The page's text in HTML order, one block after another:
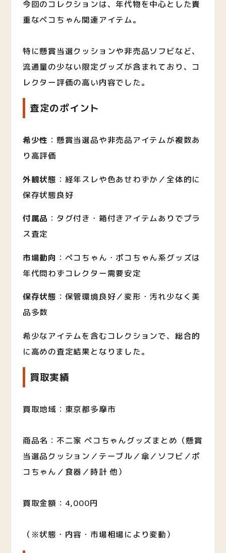
今回のコレクションは、年代物を中心とした貴
重なペコちゃん関連アイテム。
特に懸賞当選クッションや非売品ソフビなど、
流通量の少ない限定グッズが含まれており、コ
レクター評価の高い内容でした。
査定のポイント
希少性 ：懸賞当選品や非売品アイテムが複数あ
り高評価
外観状態 ：経年スレや色あせわずか／全体的に
保存状態良好
付属品 ：タグ付き・箱付きアイテムありでプラ
ス査定
市場動向 ：ペコちゃん・ポコちゃん系グッズは
年代問わずコレクター需要安定
保存状態 ：保管環境良好／変形・汚れ少なく美
品多数
希少なアイテムを含むコレクションで、総合的
に高めの査定結果となりました。
買取実績
買取地域：東京都多摩市
商品名：不二家 ペコちゃんグッズまとめ（懸賞
当選品クッション／テーブル／傘／ソフビ／ポ
コちゃん／食器／時計 他）
買取金額：4,000円
（※状態・内容・市場相場により変動）